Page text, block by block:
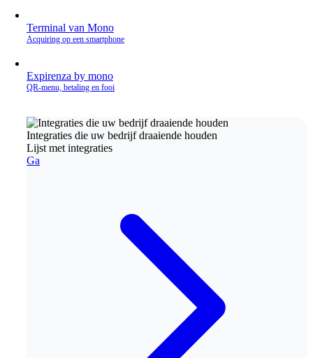
Terminal van Mono
Acquiring op een smartphone
Expirenza by mono
QR‑menu, betaling en fooi
Integraties die uw bedrijf draaiende houden
Lijst met integraties
Ga